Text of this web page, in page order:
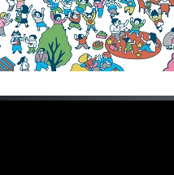
新視窗)